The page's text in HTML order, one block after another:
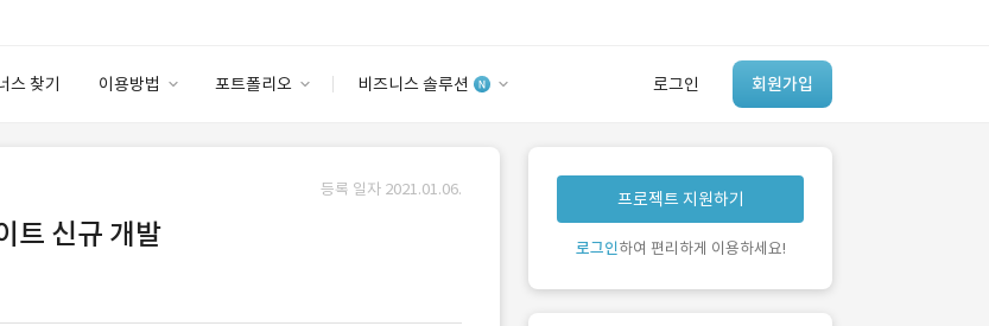
스 찾기 이용방법 포트폴리오 비즈니스 솔루션 로그인 회원가입
이용요금
고객센터
안심 코드 케어
유사사례 검색 AI
‘이런 거’ 만들어본
개발 회사 있어?
등록 일자 2021.01.06.
트 신규 개발
프로젝트 지원하기
로그인하여 편리하게 이용하세요!